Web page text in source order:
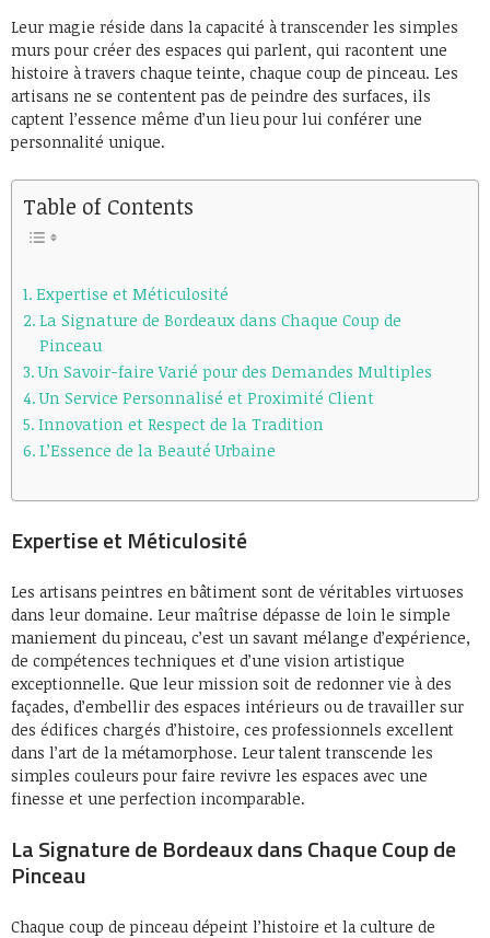
Leur magie réside dans la capacité à transcender les simples
murs pour créer des espaces qui parlent, qui racontent une
histoire à travers chaque teinte, chaque coup de pinceau. Les
artisans ne se contentent pas de peindre des surfaces, ils
captent l’essence même d’un lieu pour lui conférer une
personnalité unique.
Table of Contents
Expertise et Méticulosité
La Signature de Bordeaux dans Chaque Coup de
Pinceau
Un Savoir-faire Varié pour des Demandes Multiples
Un Service Personnalisé et Proximité Client
Innovation et Respect de la Tradition
L’Essence de la Beauté Urbaine
Expertise et Méticulosité
Les artisans peintres en bâtiment sont de véritables virtuoses
dans leur domaine. Leur maîtrise dépasse de loin le simple
maniement du pinceau, c’est un savant mélange d’expérience,
de compétences techniques et d’une vision artistique
exceptionnelle. Que leur mission soit de redonner vie à des
façades, d’embellir des espaces intérieurs ou de travailler sur
des édifices chargés d’histoire, ces professionnels excellent
dans l’art de la métamorphose. Leur talent transcende les
simples couleurs pour faire revivre les espaces avec une
finesse et une perfection incomparable.
La Signature de Bordeaux dans Chaque Coup de
Pinceau
Chaque coup de pinceau dépeint l’histoire et la culture de